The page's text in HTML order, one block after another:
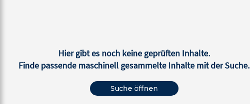
Hier gibt es noch keine geprüften Inhalte.
Finde passende maschinell gesammelte Inhalte mit der Suche.
Suche öffnen